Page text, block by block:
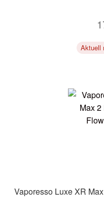
Aktuell
Vaporesso Luxe XR